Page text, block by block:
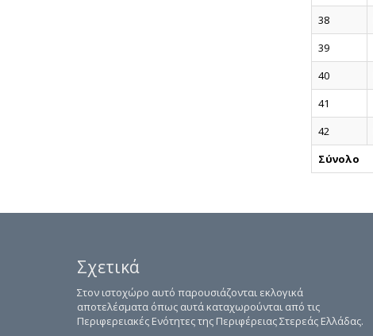
38
39
40
41
42
Σύνολο
Σχετικά
Στον ιστοχώρο αυτό παρουσιάζονται εκλογικά
αποτελέσματα όπως αυτά καταχωρούνται από τις
Περιφερειακές Ενότητες της Περιφέρειας Στερεάς Ελλάδας.